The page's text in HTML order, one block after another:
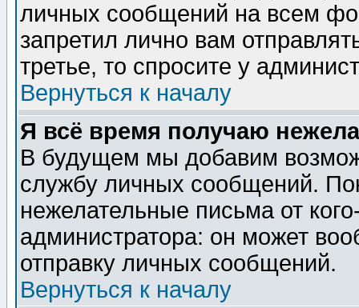
личных сообщений на всем
запретил лично вам
третье, то спросите у
Вернуться к началу
Я всё время получаю
В будущем мы добавим
службу личных сообщений.
нежелательные письма от
администратора: он может
отправку личных сообщений.
Вернуться к началу